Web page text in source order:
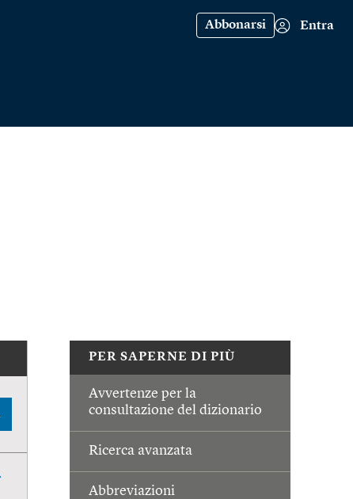
Abbonarsi Entra
PER SAPERNE DI PIÙ
Avvertenze per la
consultazione del dizionario
Ricerca avanzata
Abbreviazioni